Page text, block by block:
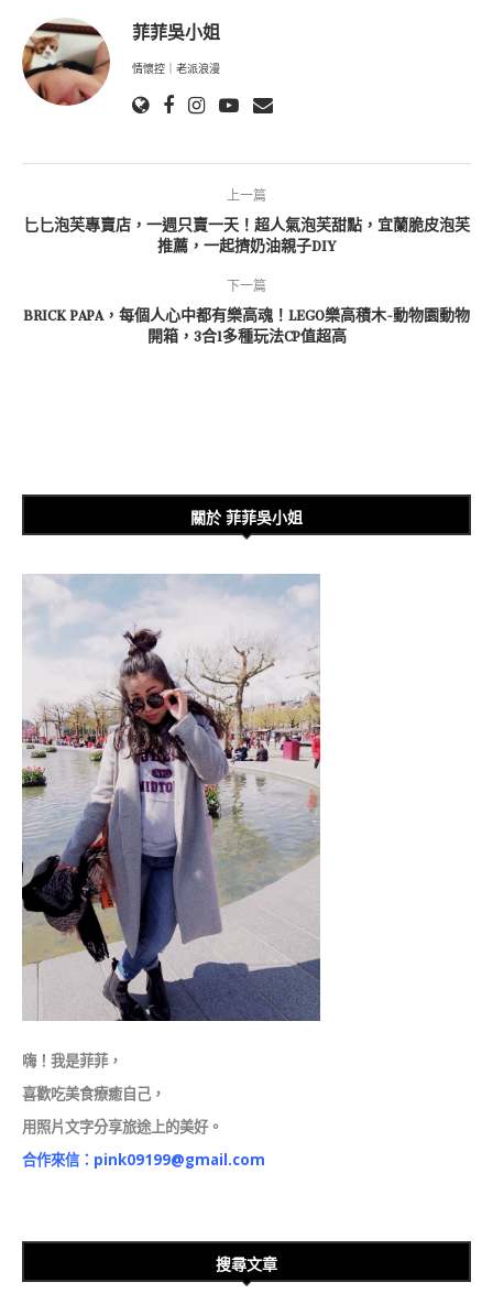
菲菲吳小姐
情懷控｜老派浪漫
上一篇
匕匕泡芙專賣店，一週只賣一天！超人氣泡芙甜點，宜蘭脆皮泡芙
推薦，一起擠奶油親子DIY
下一篇
BRICK PAPA，每個人心中都有樂高魂！LEGO樂高積木-動物園動物
開箱，3合1多種玩法CP值超高
關於 菲菲吳小姐
嗨！我是菲菲，
喜歡吃美食療癒自己，
用照片文字分享旅途上的美好。
合作來信： pink09199@gmail.com
搜尋文章